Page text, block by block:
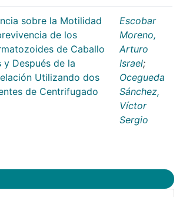
sobre la Motilidad
de los
de Caballo
y Después de la
Utilizando dos
de Centrifugado
Escobar
Moreno,
Arturo
Israel;
Ocegueda
Sánchez,
Víctor
Sergio